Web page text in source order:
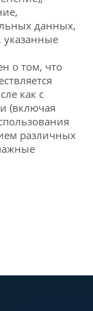
данных,
о том, что
как с
(включая
различных